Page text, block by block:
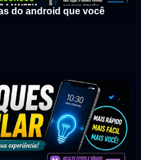
do android que você